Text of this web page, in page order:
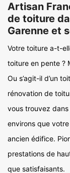
Artisan
de toiture
Garenne et
Votre toiture a-t-
toiture en pente ?
Ou s’agit-il d’un
rénovation de
vous trouvez dans
environs que
ancien édifice.
prestations de
que satisfaisants.